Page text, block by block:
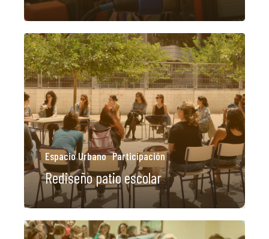
Espacio Urbano Participación
Rediseño patio escolar